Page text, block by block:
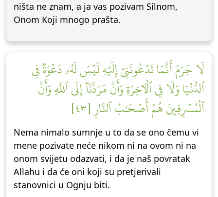
ništa ne znam, a ja vas pozivam Silnom,
Onom Koji mnogo prašta.
لَا جَرَمَ أَنَّمَا تَدۡعُونَنِيٓ إِلَيۡهِ لَيۡسَ لَهُۥ دَعۡوَةٞ فِي
ٱلدُّنۡيَا وَلَا فِي ٱلۡأٓخِرَةِ وَأَنَّ مَرَدَّنَآ إِلَى ٱللَّهِ وَأَنَّ
ٱلۡمُسۡرِفِينَ هُمۡ أَصۡحَٰبُ ٱلنَّارِ [٤٣]
Nema nimalo sumnje u to da se ono čemu vi
mene pozivate neće nikom ni na ovom ni na
onom svijetu odazvati, i da je naš povratak
Allahu i da će oni koji su pretjerivali
stanovnici u Ognju biti.